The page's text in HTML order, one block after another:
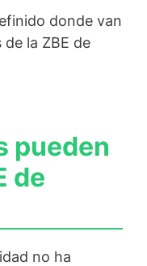
donde van
la ZBE de
pueden
de
no ha